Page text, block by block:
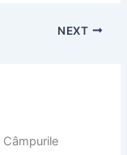
NEXT
Câmpurile